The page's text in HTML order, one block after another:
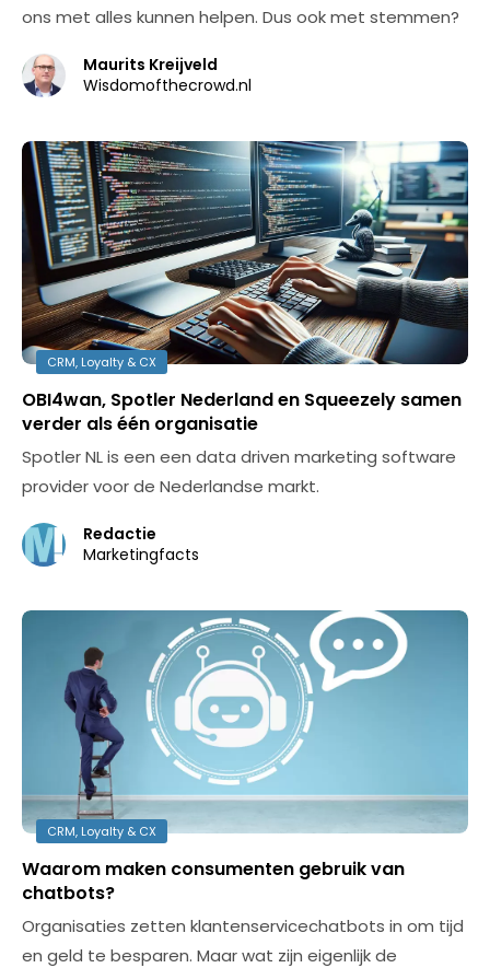
ons met alles kunnen helpen. Dus ook met stemmen?
Maurits Kreijveld
Wisdomofthecrowd.nl
CRM, Loyalty & CX
OBI4wan, Spotler Nederland en Squeezely samen
verder als één organisatie
Spotler NL is een een data driven marketing software
provider voor de Nederlandse markt.
Redactie
Marketingfacts
CRM, Loyalty & CX
Waarom maken consumenten gebruik van
chatbots?
Organisaties zetten klantenservicechatbots in om tijd
en geld te besparen. Maar wat zijn eigenlijk de